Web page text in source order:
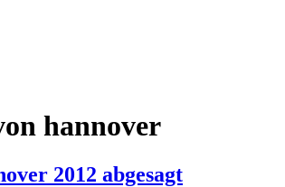
hannover
2012 abgesagt